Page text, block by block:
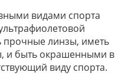
видами спорта
линзы, иметь
и быть окрашенными в
виду спорта.